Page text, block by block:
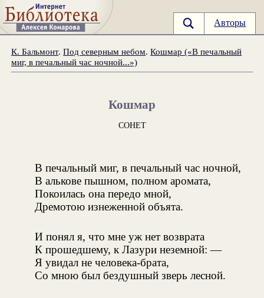
Авторы
К. Бальмонт.Под северным небом.Кошмар («В печальный
миг, в печальный час ночной...»)
Кошмар
СОНЕТ
В печальный миг, в печальный час ночной,
В алькове пышном, полном аромата,
Покоилась она передо мной,
Дремотою изнеженной объята.
И понял я, что мне уж нет возврата
К прошедшему, к Лазури неземной: —
Я увидал не человека-брата,
Со мною был бездушный зверь лесной.